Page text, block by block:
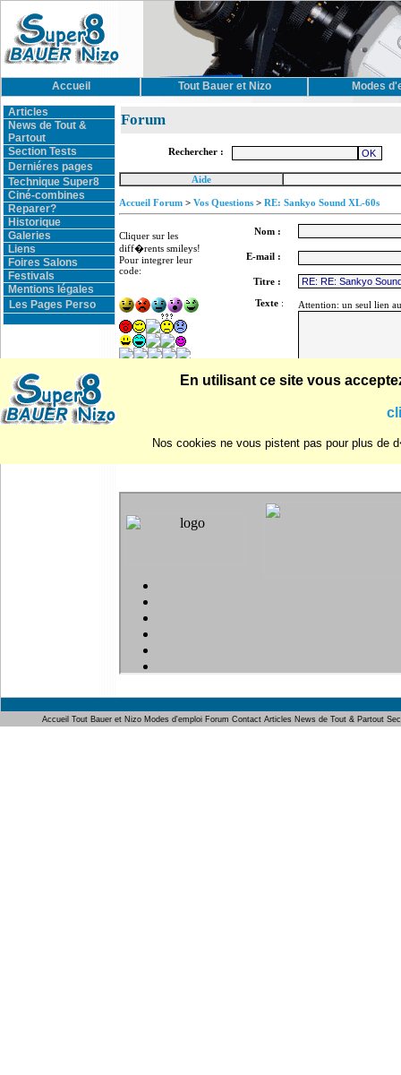
Accueil Tout Bauer et Nizo Modes
Articles
News de Tout &
Partout
Section Tests
Derniéres pages
Technique Super8
Ciné-combines
Reparer?
Historique
Galeries
Liens
Foires Salons
Festivals
Mentions légales
Les Pages Perso
Forum
Rechercher :
Aide
Accueil Forum > Vos Questions > RE: Sankyo Sound XL-60s
Cliquer sur les
diff�rents smileys!
Pour integrer leur
code:
Nom :
E-mail :
Titre :
Texte : Attention: un seul lien
Accueil Tout Bauer et Nizo Modes d'emploi Forum Contact Articles News de Tout & Partout
En utilisant ce site vous
Nos cookies ne vous pistent pas pour plus